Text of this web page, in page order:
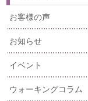
お客様の声
お知らせ
イベント
ウォーキングコラム